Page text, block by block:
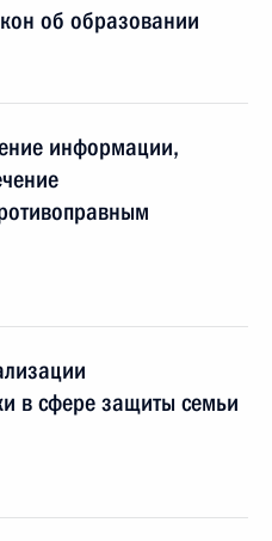
об образовании
информации,
в сфере защиты семьи